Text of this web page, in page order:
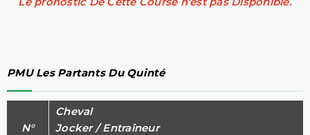
PMU Les Partants Du Quinté
N°
Cheval
Jocker / Entraîneur